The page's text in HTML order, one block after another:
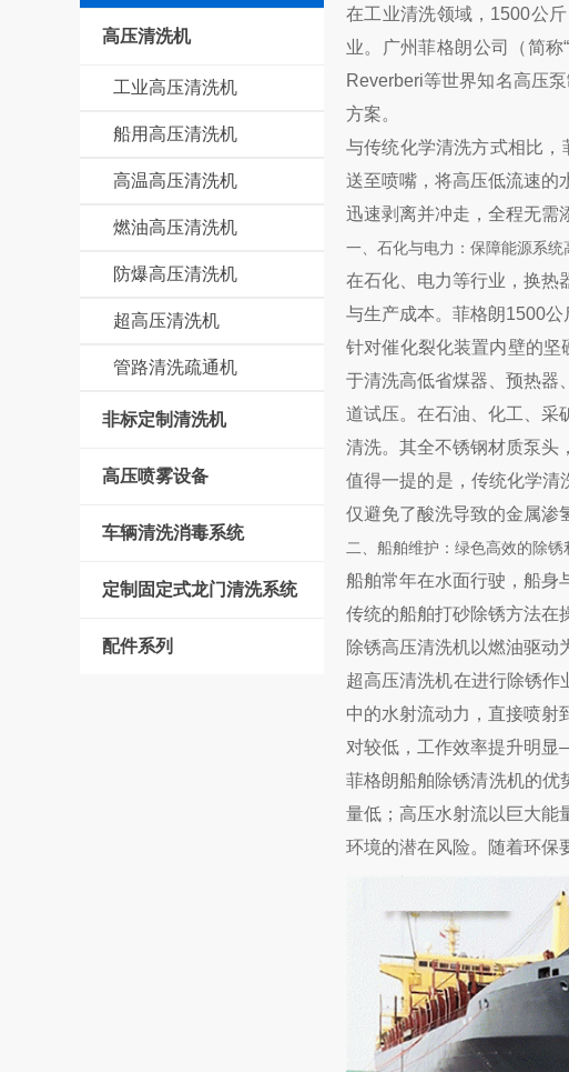
在工业清洗领域，1500公
业。广州菲格朗公司（简
Reverberi等世界知名高压
方案。
与传统化学清洗方式相比
送至喷嘴，将高压低流速的
迅速剥离并冲走，全程无需
一、石化与电力：保障能源系统
在石化、电力等行业，换热
与生产成本。菲格朗1500公
针对催化裂化装置内壁的坚
于清洗高低省煤器、预热器
道试压。在石油、化工、采
清洗。其全不锈钢材质泵头
值得一提的是，传统化学
仅避免了酸洗导致的金属渗
二、船舶维护：绿色高效的除锈
船舶常年在水面行驶，船身
传统的船舶打砂除锈方法在
除锈高压清洗机以燃油驱动
超高压清洗机在进行除锈
中的水射流动力，直接喷射
对较低，工作效率提升明
菲格朗船舶除锈清洗机的优
量低；高压水射流以巨大能
环境的潜在风险。随着环保
高压清洗机
工业高压清洗机
船用高压清洗机
高温高压清洗机
燃油高压清洗机
防爆高压清洗机
超高压清洗机
管路清洗疏通机
非标定制清洗机
高压喷雾设备
车辆清洗消毒系统
定制固定式龙门清洗系统
配件系列